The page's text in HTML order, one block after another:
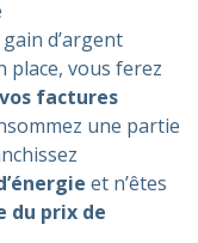
d’argent
place, vous ferez
factures
une partie
et n’êtes
du prix de